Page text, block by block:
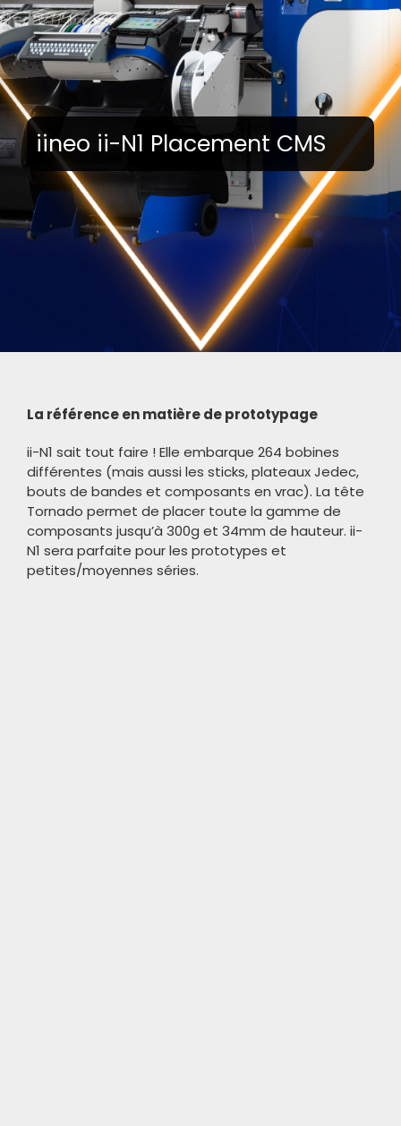
iineo ii-N1 Placement CMS
La référence en matière de prototypage
ii-N1 sait tout faire ! Elle embarque 264 bobines
différentes (mais aussi les sticks, plateaux Jedec,
bouts de bandes et composants en vrac). La tête
Tornado permet de placer toute la gamme de
composants jusqu’à 300g et 34mm de hauteur. ii-
N1 sera parfaite pour les prototypes et
petites/moyennes séries.